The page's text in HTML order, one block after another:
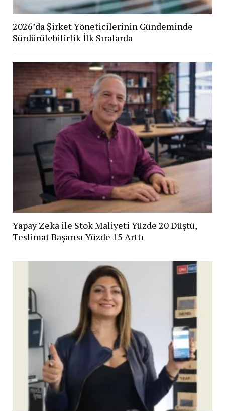
2026’da Şirket Yöneticilerinin Gündeminde
Sürdürülebilirlik İlk Sıralarda
Yapay Zeka ile Stok Maliyeti Yüzde 20 Düştü,
Teslimat Başarısı Yüzde 15 Arttı